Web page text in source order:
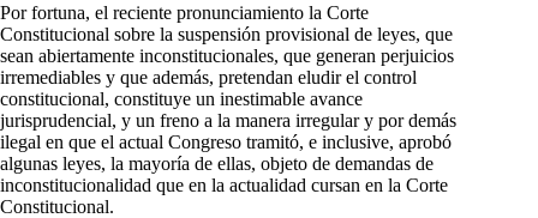
Por fortuna, el reciente pronunciamiento la Corte
Constitucional sobre la suspensión provisional de leyes, que
sean abiertamente inconstitucionales, que generan perjuicios
irremediables y que además, pretendan eludir el control
constitucional, constituye un inestimable avance
jurisprudencial, y un freno a la manera irregular y por demás
ilegal en que el actual Congreso tramitó, e inclusive, aprobó
algunas leyes, la mayoría de ellas, objeto de demandas de
inconstitucionalidad que en la actualidad cursan en la Corte
Constitucional.